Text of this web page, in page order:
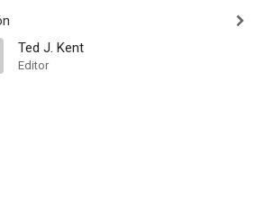
Ted J. Kent
Editor